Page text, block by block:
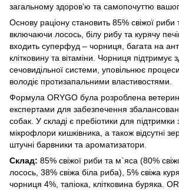
загальному здоров’ю та самопочуттю
Основу раціону становить 85% свіжої риби
включаючи лосось, білу рибу та курячу
входить суперфуд – чорниця, багата на
клітковину та вітаміни. Чорниця підтримує
сечовидільної системи, уповільнює
володіє протизапальними властивостями.
Формула ORYGO була розроблена
експертами для забезпечення
собак. У складі є пребіотики для підтримки
мікрофлори кишківника, а також відсутні
штучні барвники та ароматизатори.
Склад: 85% свіжої риби та м`яса (80%
лосось, 38% свіжа біла риба), 5% свіжа
чорниця 4%, тапіока, клітковина буряка.